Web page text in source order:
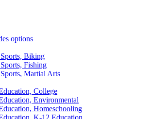
options
Biking
Fishing
Martial Arts
College
Environmental
Homeschooling